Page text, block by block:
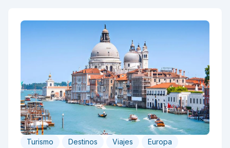
Turismo Destinos Viajes Europa